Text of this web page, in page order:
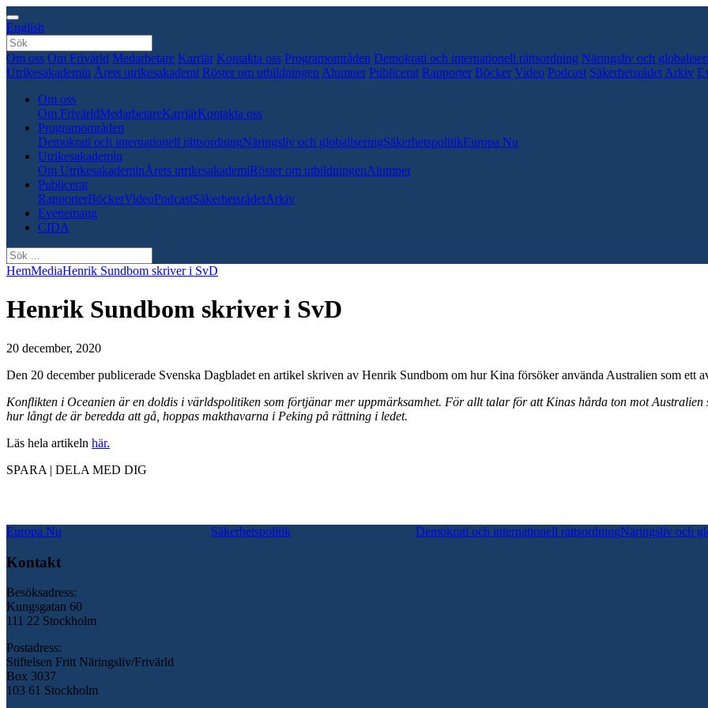
English
Om oss Om Frivärld Medarbetare Karriär Kontakta oss Programområden Demokrati och internationell rättsordning Näringsliv och
Utrikesakademin Årets utrikesakademi Röster om utbildningen Alumner Publicerat Rapporter Böcker Video Podcast Säkerhetsrådet Arkiv
Om oss
Om FrivärldMedarbetareKarriärKontakta oss
Programområden
Demokrati och internationell rättsordningNäringsliv och globaliseringSäkerhetspolitikEuropa Nu
Utrikesakademin
Om UtrikesakademinÅrets utrikesakademiRöster om utbildningenAlumner
Publicerat
RapporterBöckerVideoPodcastSäkerhetsrådetArkiv
Evenemang
CIDA
HemMediaHenrik Sundbom skriver i SvD
Henrik Sundbom skriver i SvD
20 december, 2020
Den 20 december publicerade Svenska Dagbladet en artikel skriven av Henrik Sundbom om hur Kina försöker använda Australien som ett
Konflikten i Oceanien är en doldis i världspolitiken som förtjänar mer uppmärksamhet. För allt talar för att Kinas hårda ton mot
hur långt de är beredda att gå, hoppas makthavarna i Peking på rättning i ledet.
Läs hela artikeln här.
SPARA | DELA MED DIG
Europa Nu Säkerhetspolitik Demokrati och internationell rättsordningNäringsliv och
Kontakt
Besöksadress:
Kungsgatan 60
111 22 Stockholm
Postadress:
Stiftelsen Fritt Näringsliv/Frivärld
Box 3037
103 61 Stockholm